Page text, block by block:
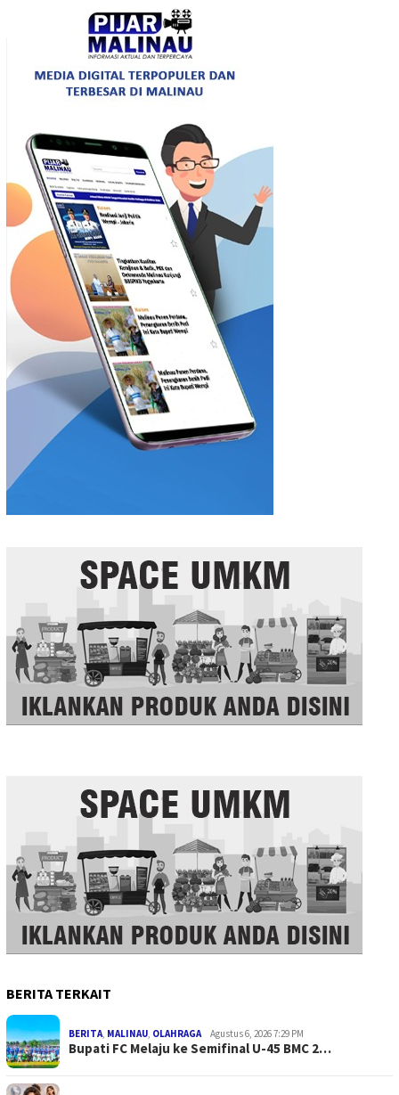
BERITA TERKAIT
BERITA, MALINAU, OLAHRAGA Agustus 6, 2026 7:29 PM
Bupati FC Melaju ke Semifinal U-45 BMC 2…